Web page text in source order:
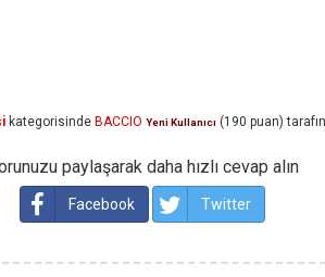
kategorisinde BACCIO Yeni Kullanıcı (190 puan)
paylaşarak daha hızlı cevap alın
Facebook Twitter